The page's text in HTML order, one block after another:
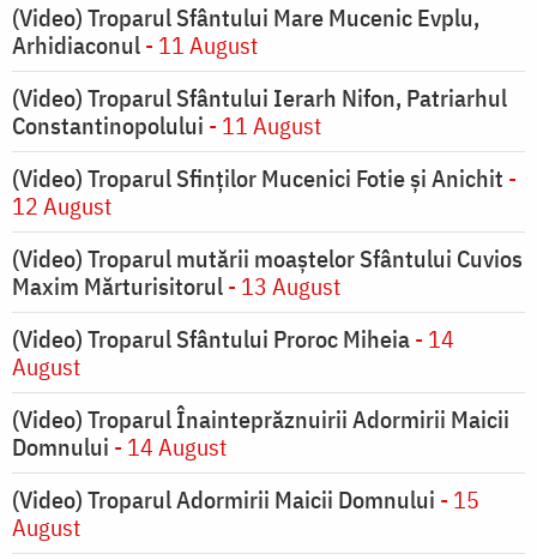
(Video) Troparul Sfântului Mare Mucenic Evplu,
Arhidiaconul- 11 August
(Video) Troparul Sfântului Ierarh Nifon, Patriarhul
Constantinopolului - 11 August
(Video) Troparul Sfinților Mucenici Fotie și Anichit -
12 August
(Video) Troparul mutării moaștelor Sfântului Cuvios
Maxim Mărturisitorul- 13 August
(Video) Troparul Sfântului Proroc Miheia- 14
August
(Video) Troparul Înainteprăznuirii Adormirii Maicii
Domnului - 14 August
(Video) Troparul Adormirii Maicii Domnului - 15
August